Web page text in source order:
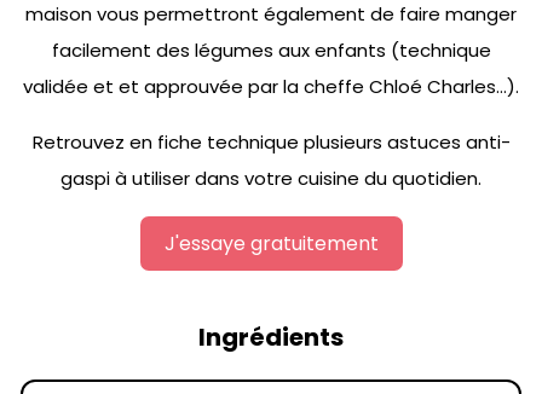
maison vous permettront également de faire manger
facilement des légumes aux enfants (technique
validée et et approuvée par la cheffe Chloé Charles…).
Retrouvez en fiche technique plusieurs astuces anti-
gaspi à utiliser dans votre cuisine du quotidien.
J'essaye gratuitement
Ingrédients